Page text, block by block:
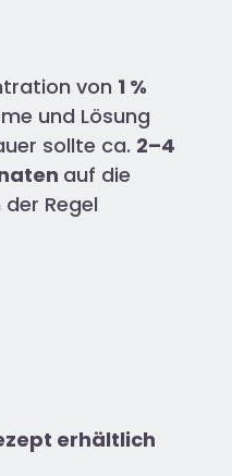
von 1 %
und Lösung
sollte ca. 2–4
auf die
Regel
erhältlich